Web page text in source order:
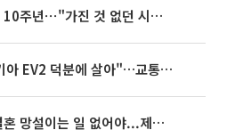
임영웅, 어느덧 데뷔 10주년⋯"가진 것 없던 시절, 내 앞엔 20명의 팬뿐"
'굿 윌 헌팅' 배우 "기아 EV2 덕분에 살아"…교통사고 후 안전성 극찬
李대통령 “청년이 결혼 망설이는 일 없어야...제도상 불이익 조사”